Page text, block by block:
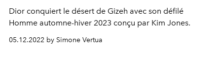
Dior conquiert le désert de Gizeh avec son défilé
Homme automne-hiver 2023 conçu par Kim Jones.
05.12.2022 by Simone Vertua